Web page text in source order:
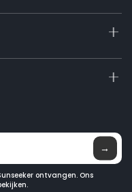
→
ontvangen. Ons